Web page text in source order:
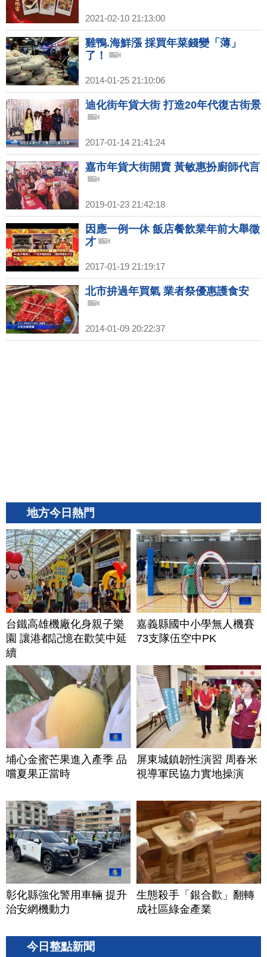
2021-02-10 21:13:00
雞鴨.海鮮漲 採買年菜錢變「薄」
了！
2014-01-25 21:10:06
迪化街年貨大街 打造20年代復古街景
2017-01-14 21:41:24
嘉市年貨大街開賣 黃敏惠扮廚師代言
2019-01-23 21:42:18
因應一例一休 飯店餐飲業年前大舉徵
才
2017-01-19 21:19:17
北市拚過年買氣 業者祭優惠護食安
2014-01-09 20:22:37
地方今日熱門
台鐵高雄機廠化身親子樂
園 讓港都記憶在歡笑中延
續
嘉義縣國中小學無人機賽
73支隊伍空中PK
埔心金蜜芒果進入產季 品
嚐夏果正當時
屏東城鎮韌性演習 周春米
視導軍民協力實地操演
彰化縣強化警用車輛 提升
治安網機動力
生態殺手「銀合歡」翻轉
成社區綠金產業
今日整點新聞